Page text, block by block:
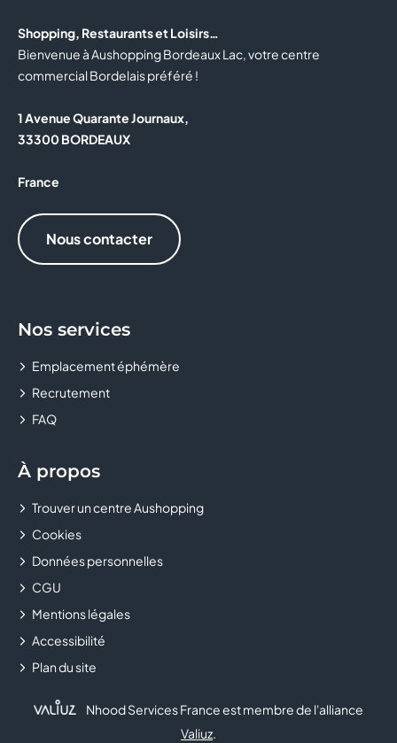
Shopping, Restaurants et Loisirs…
Bienvenue à Aushopping Bordeaux Lac, votre centre
commercial Bordelais préféré !
1 Avenue Quarante Journaux,
33300 BORDEAUX
France
Nous contacter
Nos services
Emplacement éphémère
Recrutement
FAQ
À propos
Trouver un centre Aushopping
Cookies
Données personnelles
CGU
Mentions légales
Accessibilité
Plan du site
Nhood Services France est membre de l'alliance
Valiuz.